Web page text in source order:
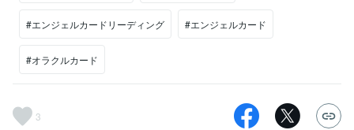
#エンジェルカードリーディング #エンジェルカード
#オラクルカード
3